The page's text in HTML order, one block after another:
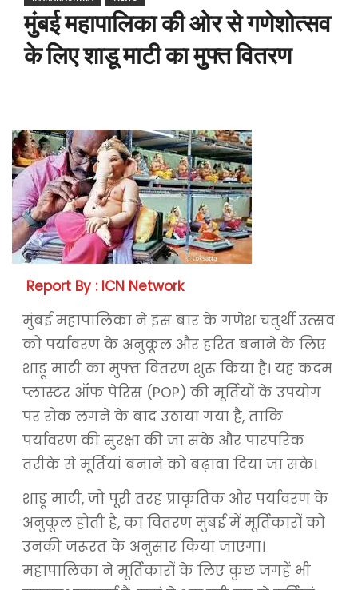
मुंबई महापालिका की ओर से गणेशोत्सव
के लिए शाडू माटी का मुफ्त वितरण
Report By : ICN Network
मुंबई महापालिका ने इस बार के गणेश चतुर्थी उत्सव
को पर्यावरण के अनुकूल और हरित बनाने के लिए
शाडू माटी का मुफ्त वितरण शुरू किया है। यह कदम
प्लास्टर ऑफ पेरिस (POP) की मूर्तियों के उपयोग
पर रोक लगने के बाद उठाया गया है, ताकि
पर्यावरण की सुरक्षा की जा सके और पारंपरिक
तरीके से मूर्तियां बनाने को बढ़ावा दिया जा सके।
शाडू माटी, जो पूरी तरह प्राकृतिक और पर्यावरण के
अनुकूल होती है, का वितरण मुंबई में मूर्तिकारों को
उनकी जरूरत के अनुसार किया जाएगा।
महापालिका ने मूर्तिकारों के लिए कुछ जगहें भी